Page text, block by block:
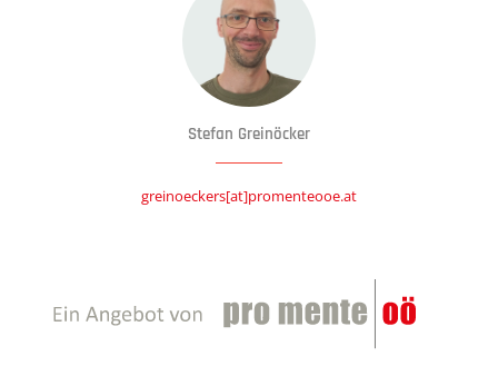
Stefan Greinöcker
greinoeckers[at]promenteooe.at